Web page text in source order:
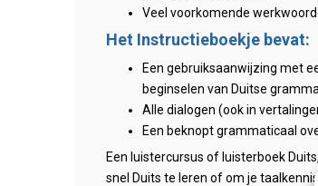
Veel voorkomende
Het Instructieboekje bevat:
Een gebruiksaanwijzing met
beginselen van Duitse
Alle dialogen (ook in
Een beknopt grammaticaal
Een luistercursus of luisterboek
snel Duits te leren of om je taalkennis